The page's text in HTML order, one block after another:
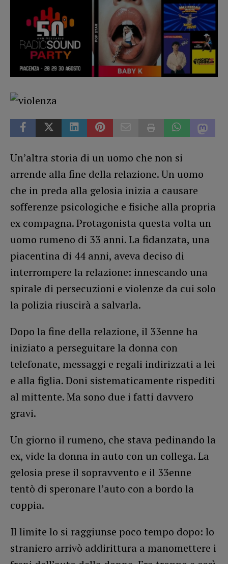
Un’altra storia di un uomo che non si
arrende alla fine della relazione. Un uomo
che in preda alla gelosia inizia a causare
sofferenze psicologiche e fisiche alla propria
ex compagna. Protagonista questa volta un
uomo rumeno di 33 anni. La fidanzata, una
piacentina di 44 anni, aveva deciso di
interrompere la relazione: innescando una
spirale di persecuzioni e violenze da cui solo
la polizia riuscirà a salvarla.
Dopo la fine della relazione, il 33enne ha
iniziato a perseguitare la donna con
telefonate, messaggi e regali indirizzati a lei
e alla figlia. Doni sistematicamente rispediti
al mittente. Ma sono due i fatti davvero
gravi.
Un giorno il rumeno, che stava pedinando la
ex, vide la donna in auto con un collega. La
gelosia prese il sopravvento e il 33enne
tentò di speronare l’auto con a bordo la
coppia.
Il limite lo si raggiunse poco tempo dopo: lo
straniero arrivò addirittura a manomettere i